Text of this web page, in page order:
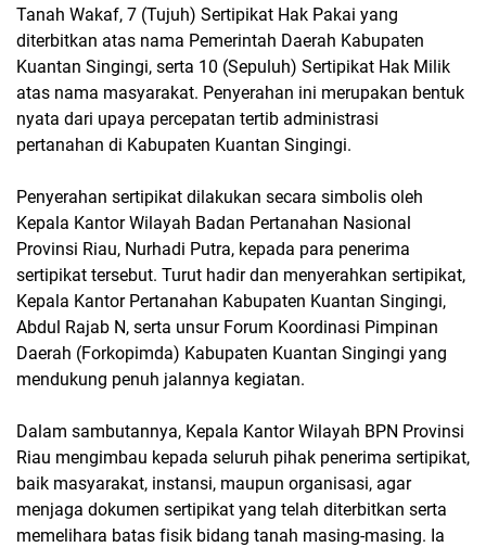
Tanah Wakaf, 7 (Tujuh) Sertipikat Hak Pakai yang
diterbitkan atas nama Pemerintah Daerah Kabupaten
Kuantan Singingi, serta 10 (Sepuluh) Sertipikat Hak Milik
atas nama masyarakat. Penyerahan ini merupakan bentuk
nyata dari upaya percepatan tertib administrasi
pertanahan di Kabupaten Kuantan Singingi.
Penyerahan sertipikat dilakukan secara simbolis oleh
Kepala Kantor Wilayah Badan Pertanahan Nasional
Provinsi Riau, Nurhadi Putra, kepada para penerima
sertipikat tersebut. Turut hadir dan menyerahkan sertipikat,
Kepala Kantor Pertanahan Kabupaten Kuantan Singingi,
Abdul Rajab N, serta unsur Forum Koordinasi Pimpinan
Daerah (Forkopimda) Kabupaten Kuantan Singingi yang
mendukung penuh jalannya kegiatan.
Dalam sambutannya, Kepala Kantor Wilayah BPN Provinsi
Riau mengimbau kepada seluruh pihak penerima sertipikat,
baik masyarakat, instansi, maupun organisasi, agar
menjaga dokumen sertipikat yang telah diterbitkan serta
memelihara batas fisik bidang tanah masing-masing. Ia